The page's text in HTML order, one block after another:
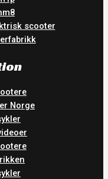
scooter
Norge